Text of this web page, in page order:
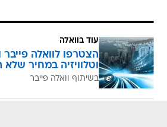
עוד בוואלה
הצטרפו לוואלה
וטלוויזיה במחיר
בשיתוף וואלה פייבר